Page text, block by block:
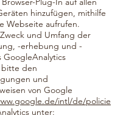
hinzufügen, mithilfe
Webseite aufrufen.
und Umfang der
-erhebung und -
GoogleAnalytics
bitte den
und
von Google
intl/de/policie
unter: